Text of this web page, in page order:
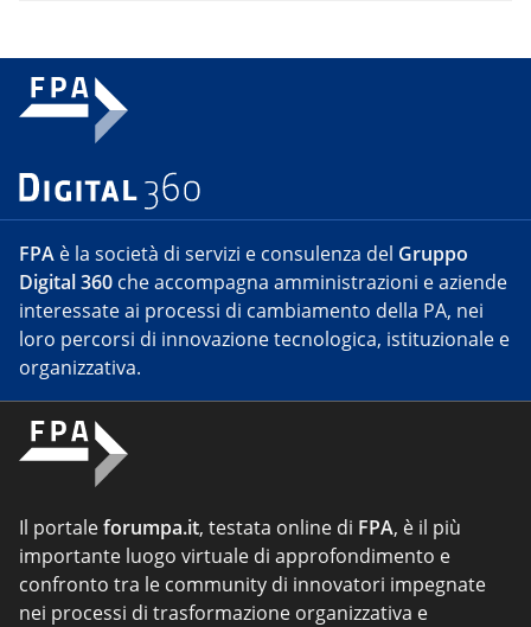
FPA è la società di servizi e consulenza del Gruppo
Digital 360 che accompagna amministrazioni e aziende
interessate ai processi di cambiamento della PA, nei
loro percorsi di innovazione tecnologica, istituzionale e
organizzativa.
Il portaleforumpa.it, testata online di FPA, è il più
importante luogo virtuale di approfondimento e
confronto tra le community di innovatori impegnate
nei processi di trasformazione organizzativa e